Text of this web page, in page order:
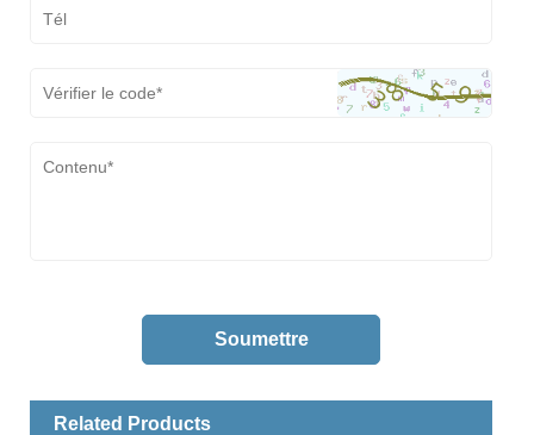
Related Products